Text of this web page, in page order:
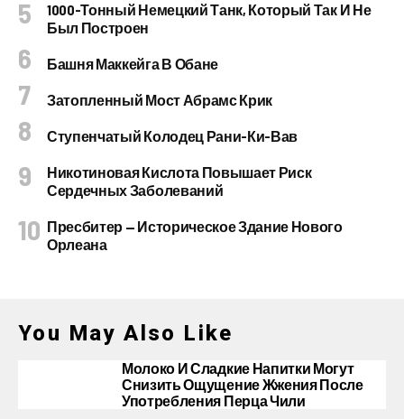
1000-Тонный Немецкий Танк, Который Так И Не
Был Построен
Башня Маккейга В Обане
Затопленный Мост Абрамс Крик
Ступенчатый Колодец Рани-Ки-Вав
Никотиновая Кислота Повышает Риск
Сердечных Заболеваний
Пресбитер — Историческое Здание Нового
Орлеана
You May Also Like
Молоко И Сладкие Напитки Могут
Снизить Ощущение Жжения После
Употребления Перца Чили